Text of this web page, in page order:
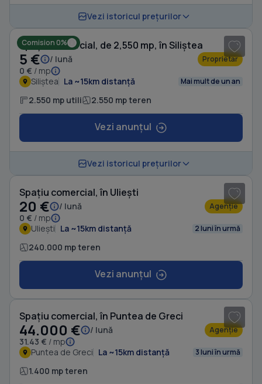
Vezi istoricul prețurilor
Comision 0%
Spațiu comercial, de 2,550 mp, în Siliștea
5 €
/ lună
0 € / mp
Proprietar
Siliștea La ~15km distanță Mai mult de un an
2.550 mp utili 2.550 mp teren
Vezi anunțul
Vezi istoricul prețurilor
Spațiu comercial, în Uliești
20 €
/ lună
0 € / mp
Agenție
Uliești La ~15km distanță 2 luni în urmă
240.000 mp teren
Vezi anunțul
Spațiu comercial, în Puntea de Greci
44.000 €
/ lună
31.43 € / mp
Agenție
Puntea de Greci La ~15km distanță 3 luni în urmă
1.400 mp teren